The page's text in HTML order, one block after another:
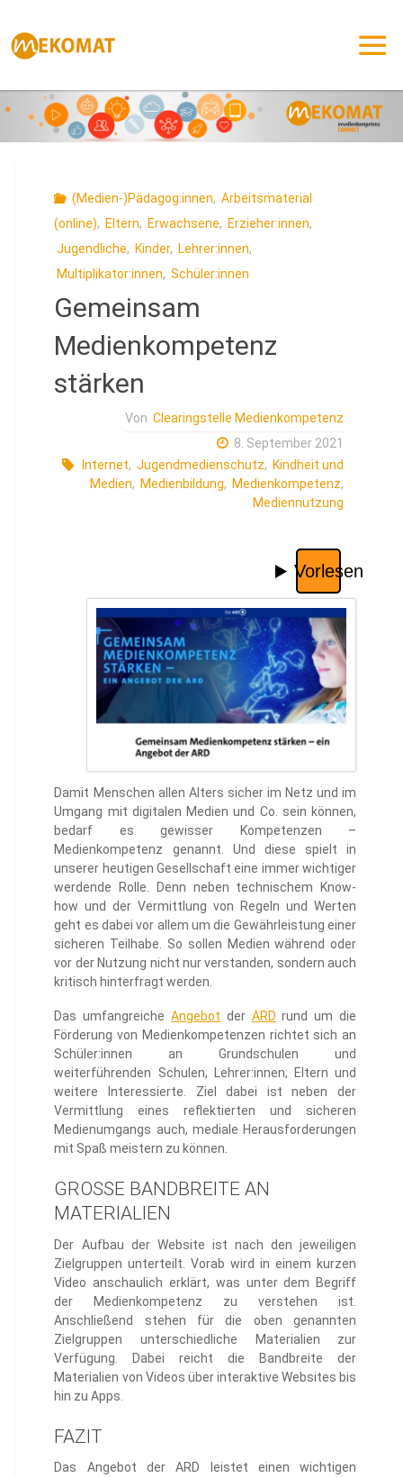
Inhalt
springen
(Medien-)Pädagog:innen, Arbeitsmaterial
(online), Eltern, Erwachsene, Erzieher:innen,
Jugendliche, Kinder, Lehrer:innen,
Multiplikator:innen, Schüler:innen
Gemeinsam
Medienkompetenz
stärken
Von Clearingstelle Medienkompetenz
8. September 2021
Internet, Jugendmedienschutz, Kindheit und
Medien, Medienbildung, Medienkompetenz,
Mediennutzung
Damit Menschen allen Alters sicher im Netz und im
Umgang mit digitalen Medien und Co. sein können,
bedarf es gewisser Kompetenzen –
Medienkompetenz genannt. Und diese spielt in
unserer heutigen Gesellschaft eine immer wichtiger
werdende Rolle. Denn neben technischem Know-
how und der Vermittlung von Regeln und Werten
geht es dabei vor allem um die Gewährleistung einer
sicheren Teilhabe. So sollen Medien während oder
vor der Nutzung nicht nur verstanden, sondern auch
kritisch hinterfragt werden.
Das umfangreicheAngebot der ARD rund um die
Förderung von Medienkompetenzen richtet sich an
Schüler:innen an Grundschulen und
weiterführenden Schulen, Lehrer:innen, Eltern und
weitere Interessierte. Ziel dabei ist neben der
Vermittlung eines reflektierten und sicheren
Medienumgangs auch, mediale Herausforderungen
mit Spaß meistern zu können.
GROSSE BANDBREITE AN M
ATERIALIEN
Der Aufbau der Website ist nach den jeweiligen
Zielgruppen unterteilt. Vorab wird in einem kurzen
Video anschaulich erklärt, was unter dem Begriff
der Medienkompetenz zu verstehen ist.
Anschließend stehen für die oben genannten
Zielgruppen unterschiedliche Materialien zur
Verfügung. Dabei reicht die Bandbreite der
Materialien von Videos über interaktive Websites bis
hin zu Apps.
FAZIT
Das Angebot der ARD leistet einen wichtigen